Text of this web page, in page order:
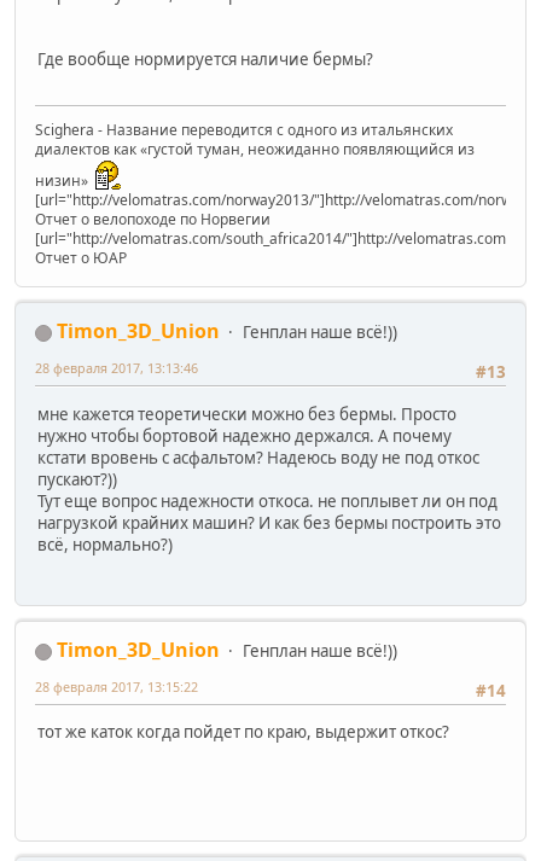
Где вообще нормируется наличие бермы?
Scighera - Название переводится с одного из итальянских
диалектов как «густой туман, неожиданно появляющийся из
низин»
[url="http://velomatras.com/norway2013/"]http://velomatras.com/
Отчет о велопоходе по Норвегии
[url="http://velomatras.com/south_africa2014/"]http://velomatras.com/
Отчет о ЮАР
Timon_3D_Union
Генплан наше всё!))
#13
28 февраля 2017, 13:13:46
мне кажется теоретически можно без бермы. Просто
нужно чтобы бортовой надежно держался. А почему
кстати вровень с асфальтом? Надеюсь воду не под откос
пускают?))
Тут еще вопрос надежности откоса. не поплывет ли он под
нагрузкой крайних машин? И как без бермы построить это
всё, нормально?)
Timon_3D_Union
Генплан наше всё!))
#14
28 февраля 2017, 13:15:22
тот же каток когда пойдет по краю, выдержит откос?